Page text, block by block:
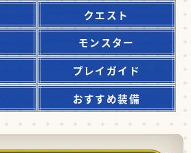
クエスト
モンスター
プレイガイド
おすすめ装備